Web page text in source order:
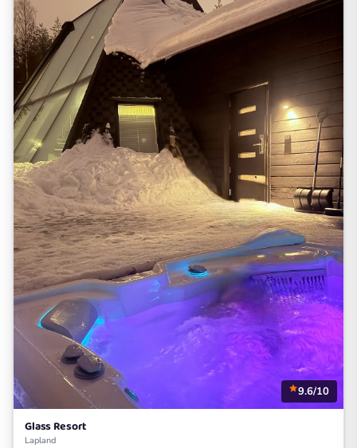
9.6/10
Glass Resort
Lapland